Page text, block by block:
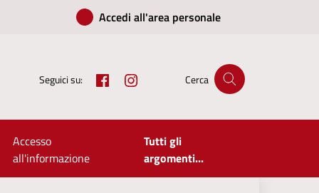
Accedi all'area personale
Seguici su: FacebookInstagramCerca
Accesso
all'informazione
Tutti gli
argomenti...